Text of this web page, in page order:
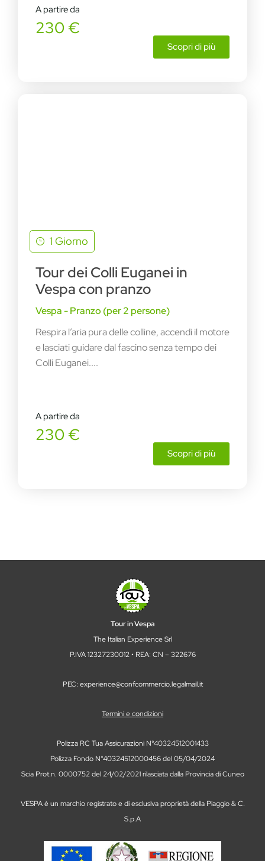
A partire da
230 €
Scopri di più
1 Giorno
Tour dei Colli Euganei in
Vespa con pranzo
Vespa - Pranzo (per 2 persone)
Respira l’aria pura delle colline, accendi il motore
e lasciati guidare dal fascino senza tempo dei
Colli Euganei....
A partire da
230 €
Scopri di più
Tour in Vespa
The Italian Experience Srl
P.IVA 12327230012 • REA: CN – 322676
PEC: experience@confcommercio.legalmail.it
Termini e condizioni
Polizza RC Tua Assicurazioni N°40324512001433
Polizza Fondo N°40324512000456 del 05/04/2024
Scia Prot.n. 0000752 del 24/02/2021 rilasciata dalla Provincia di Cuneo
VESPA è un marchio registrato e di esclusiva proprietà della Piaggio & C.
S.p.A